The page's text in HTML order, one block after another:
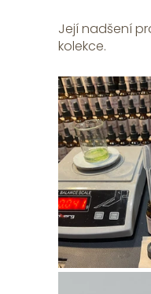
Její nadšení
kolekce.